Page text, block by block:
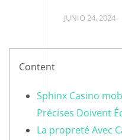
JUNIO 24, 2024
Content
Sphinx Casino
Précises Doivent
La propreté Avec